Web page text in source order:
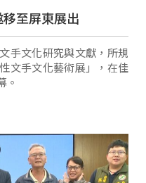
至屏東展出
手文化研究與文獻，所規
文手文化藝術展」，在佳
。